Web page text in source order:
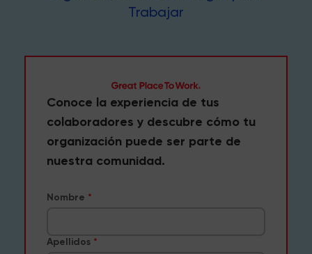
Trabajar
Conoce la experiencia de tus
colaboradores y descubre cómo tu
organización puede ser parte de
nuestra comunidad.
Nombre
Apellidos